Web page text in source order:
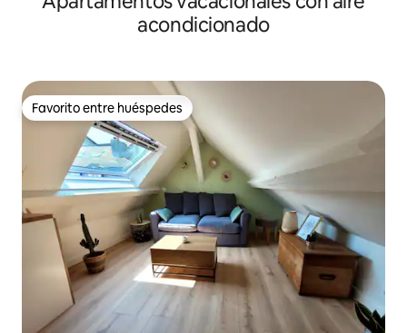
acondicionado
Favorito entre huéspedes
Favorito entre huéspedes